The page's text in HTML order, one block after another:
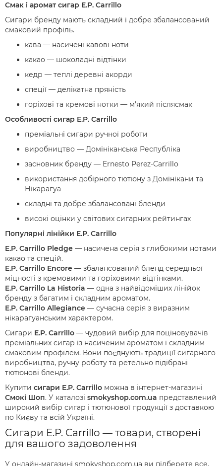
Смак і аромат сигар E.P. Carrillo
Сигари бренду мають складний і добре збалансований
смаковий профіль.
кава — насичені кавові ноти
какао — шоколадні відтінки
кедр — теплі деревні акорди
спеції — делікатна пряність
горіхові та кремові нотки — м’який післясмак
Особливості сигар E.P. Carrillo
преміальні сигари ручної роботи
виробництво — Домініканська Республіка
засновник бренду — Ernesto Perez-Carrillo
використання добірного тютюну з Домінікани та
Нікарагуа
складні та добре збалансовані бленди
високі оцінки у світових сигарних рейтингах
Популярні лінійки E.P. Carrillo
E.P. Carrillo Pledge — насичена серія з глибокими нотами
какао та спецій.
E.P. Carrillo Encore — збалансований бленд середньої
міцності з кремовими та горіховими відтінками.
E.P. Carrillo La Historia — одна з найвідоміших лінійок
бренду з багатим і складним ароматом.
E.P. Carrillo Allegiance — сучасна серія з виразним
нікарагуанським характером.
Сигари E.P. Carrillo — чудовий вибір для поціновувачів
преміальних сигар із насиченим ароматом і складним
смаковим профілем. Вони поєднують традиції сигарного
виробництва, ручну роботу та ретельно підібрані
тютюнові бленди.
Купити сигари E.P. Carrillo можна в інтернет-магазині
Смокі Шоп. У каталозі smokyshop.com.ua представлений
широкий вибір сигар і тютюнової продукції з доставкою
по Києву та всій Україні.
Сигари E.P. Carrillo — товари, створені
для вашого задоволення
У онлайн-магазині smokyshop.com.ua ви підберете все,